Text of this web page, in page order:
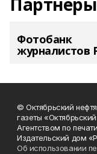
Фотобанк
журналистов
© Октябрьский
газеты
Агентством по
Издательский дом
Об использовании